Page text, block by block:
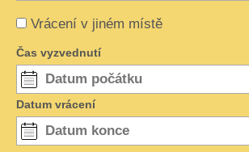
Vrácení v jiném místě
Čas vyzvednutí
Datum vrácení